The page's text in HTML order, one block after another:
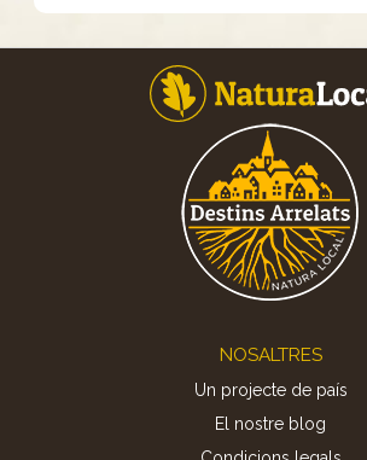
NOSALTRES
Un projecte de país
El nostre blog